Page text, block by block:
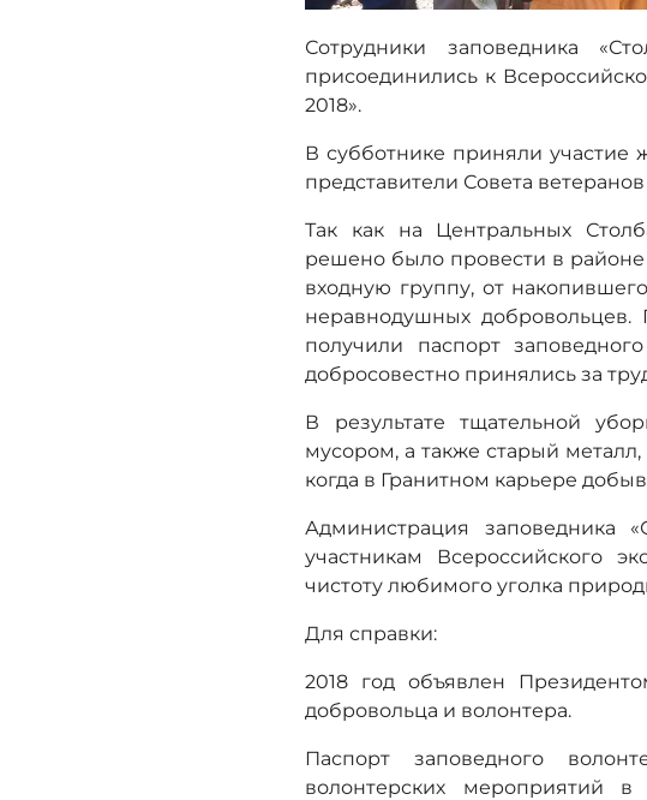
Сотрудники заповедника
присоединились к
2018».
В субботнике приняли участие
представители Совета
Так как на Центральных
решено было провести в
входную группу, от
неравнодушных
получили паспорт
добросовестно принялись за
В результате тщательной
мусором, а также старый
когда в Гранитном карьере
Администрация заповедника
участникам Всероссийского
чистоту любимого уголка
Для справки:
2018 год объявлен
добровольца и волонтера.
Паспорт заповедного
волонтерских мероприятий